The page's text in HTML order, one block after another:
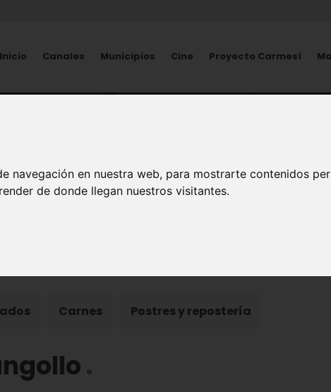
navegación en nuestra web, para mostrarte contenidos
de donde llegan nuestros visitantes.
Inicio Canales Municipios Cine Proyecto Carmesí
de Murcia
Carnes Postres y repostería